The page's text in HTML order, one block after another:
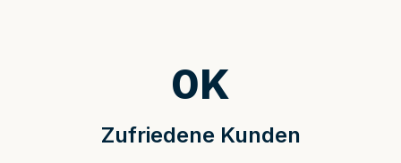
Zufriedene Kunden
0K